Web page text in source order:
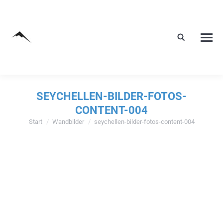
SEYCHELLEN-BILDER-FOTOS-
CONTENT-004
Sie befinden sich hier:
Start Wandbilder seychellen-bilder-fotos-content-004